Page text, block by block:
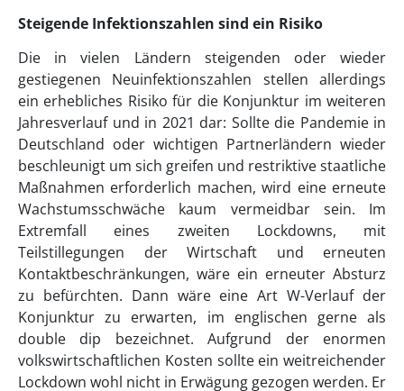
Steigende Infektionszahlen sind ein Risiko
Die in vielen Ländern steigenden oder wieder
gestiegenen Neuinfektionszahlen stellen allerdings
ein erhebliches Risiko für die Konjunktur im weiteren
Jahresverlauf und in 2021 dar: Sollte die Pandemie in
Deutschland oder wichtigen Partnerländern wieder
beschleunigt um sich greifen und restriktive staatliche
Maßnahmen erforderlich machen, wird eine erneute
Wachstumsschwäche kaum vermeidbar sein. Im
Extremfall eines zweiten Lockdowns, mit
Teilstillegungen der Wirtschaft und erneuten
Kontaktbeschränkungen, wäre ein erneuter Absturz
zu befürchten. Dann wäre eine Art W-Verlauf der
Konjunktur zu erwarten, im englischen gerne als
double dip bezeichnet. Aufgrund der enormen
volkswirtschaftlichen Kosten sollte ein weitreichender
Lockdown wohl nicht in Erwägung gezogen werden. Er